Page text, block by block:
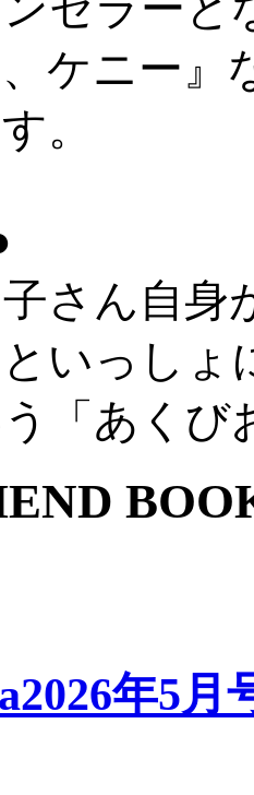
、ケニー
。
さん自身
いっしょ
「あく
年5月